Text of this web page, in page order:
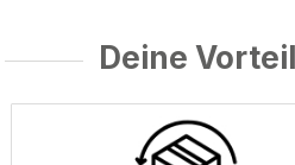
Deine